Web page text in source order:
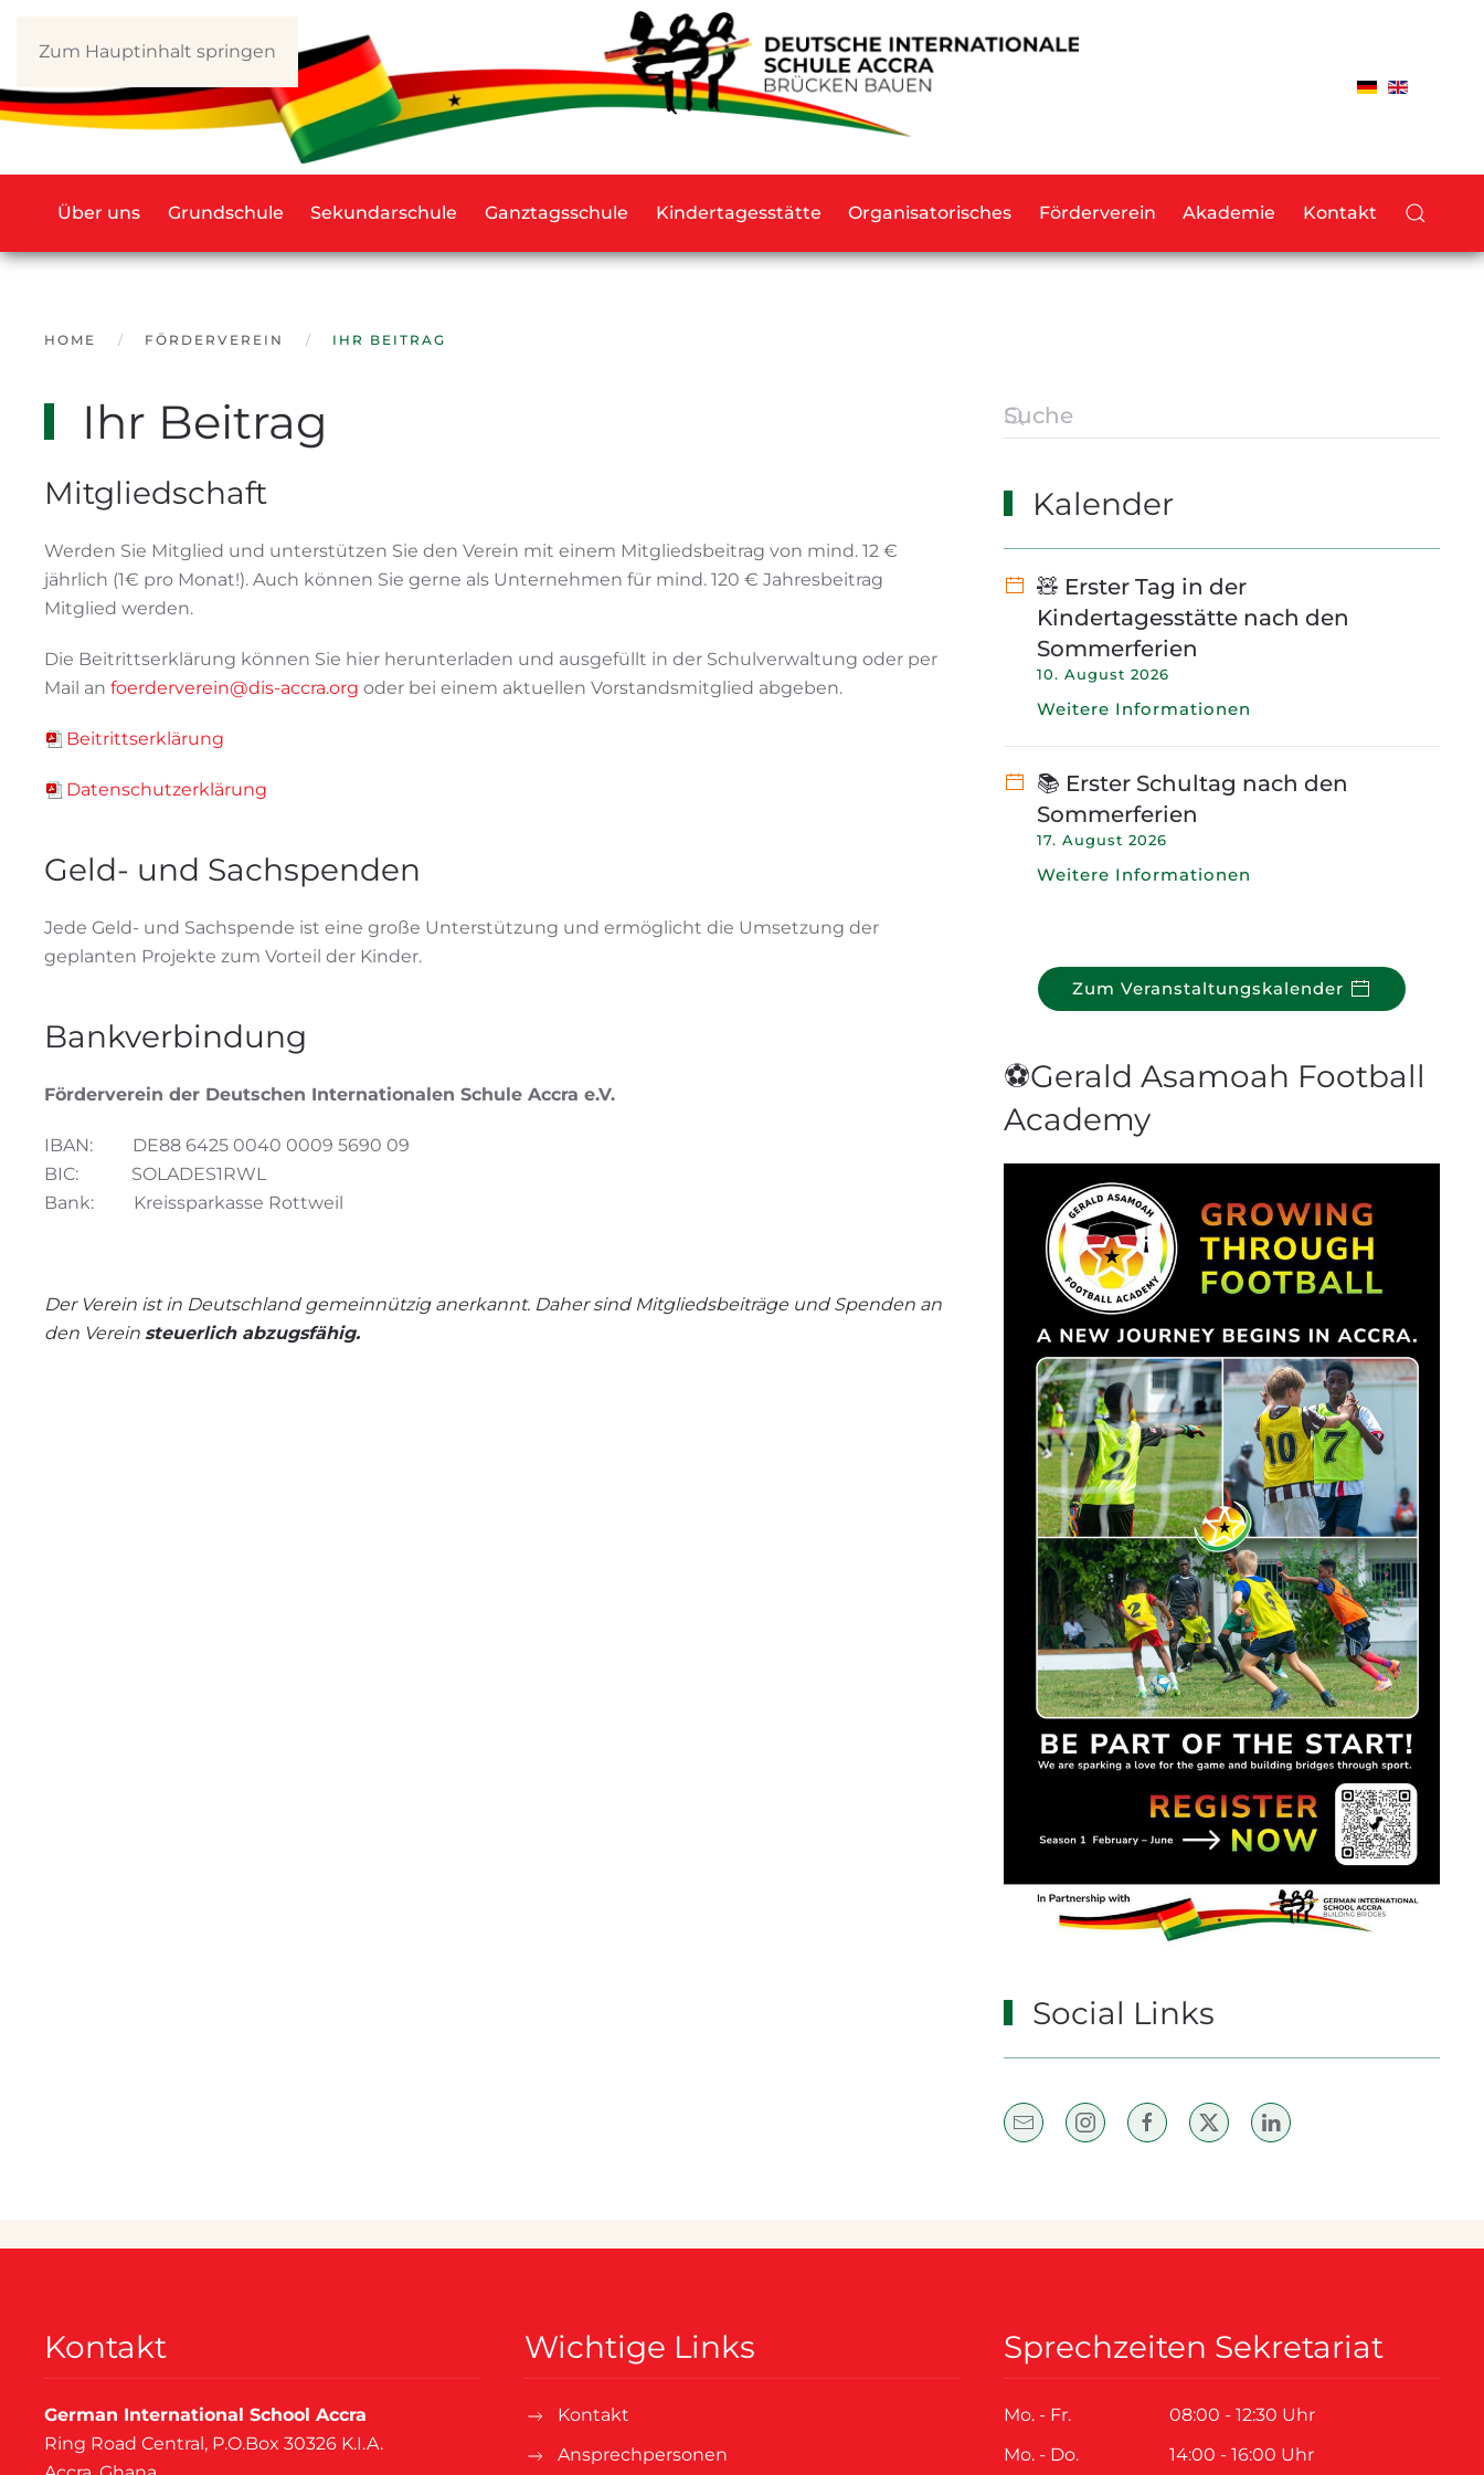
Zum Hauptinhalt springen
Über uns Grundschule Sekundarschule Ganztagsschule Kindertagesstätte Organisatorisches Förderverein Akademie Kontakt
HOME FÖRDERVEREIN IHR BEITRAG
Ihr Beitrag
Mitgliedschaft
Werden Sie Mitglied und unterstützen Sie den Verein mit einem Mitgliedsbeitrag von mind. 12 €
jährlich (1€ pro Monat!). Auch können Sie gerne als Unternehmen für mind. 120 € Jahresbeitrag
Mitglied werden.
Die Beitrittserklärung können Sie hier herunterladen und ausgefüllt in der Schulverwaltung oder per
Mail an foerderverein@dis-accra.org oder bei einem aktuellen Vorstandsmitglied abgeben.
Beitrittserklärung
Datenschutzerklärung
Geld- und Sachspenden
Jede Geld- und Sachspende ist eine große Unterstützung und ermöglicht die Umsetzung der
geplanten Projekte zum Vorteil der Kinder.
Bankverbindung
Förderverein der Deutschen Internationalen Schule Accra e.V.
IBAN: DE88 6425 0040 0009 5690 09
BIC: SOLADES1RWL
Bank: Kreissparkasse Rottweil
Der Verein ist in Deutschland gemeinnützig anerkannt. Daher sind Mitgliedsbeiträge und Spenden an
den Verein steuerlich abzugsfähig.
Kalender
🧸 Erster Tag in der
Kindertagesstätte nach den
Sommerferien
10. August 2026
Weitere Informationen
📚 Erster Schultag nach den
Sommerferien
17. August 2026
Weitere Informationen
Zum Veranstaltungskalender
⚽Gerald Asamoah Football
Academy
Social Links
Kontakt
German International School Accra
Ring Road Central, P.O.Box 30326 K.I.A.
Wichtige Links
Kontakt
Ansprechpersonen
Sprechzeiten Sekretariat
Mo. - Fr.
08:00 - 12:30 Uhr
Mo. - Do.
14:00 - 16:00 Uhr